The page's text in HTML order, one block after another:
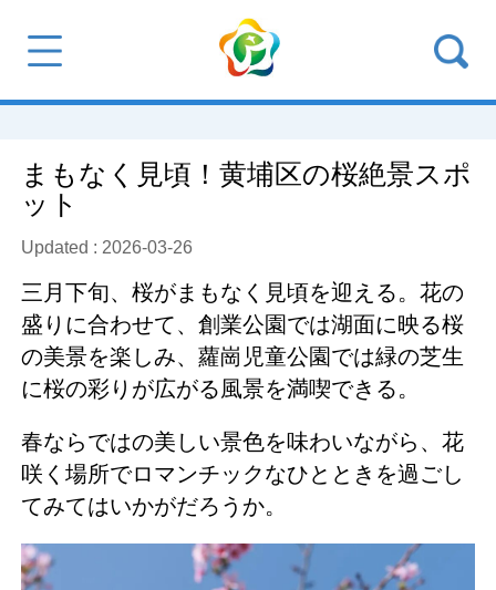
まもなく見頃！黄埔区の桜絶景スポ
ット
Updated : 2026-03-26
三月下旬、桜がまもなく見頃を迎える。花の
盛りに合わせて、創業公園では湖面に映る桜
の美景を楽しみ、蘿崗児童公園では緑の芝生
に桜の彩りが広がる風景を満喫できる。
春ならではの美しい景色を味わいながら、花
咲く場所でロマンチックなひとときを過ごし
てみてはいかがだろうか。